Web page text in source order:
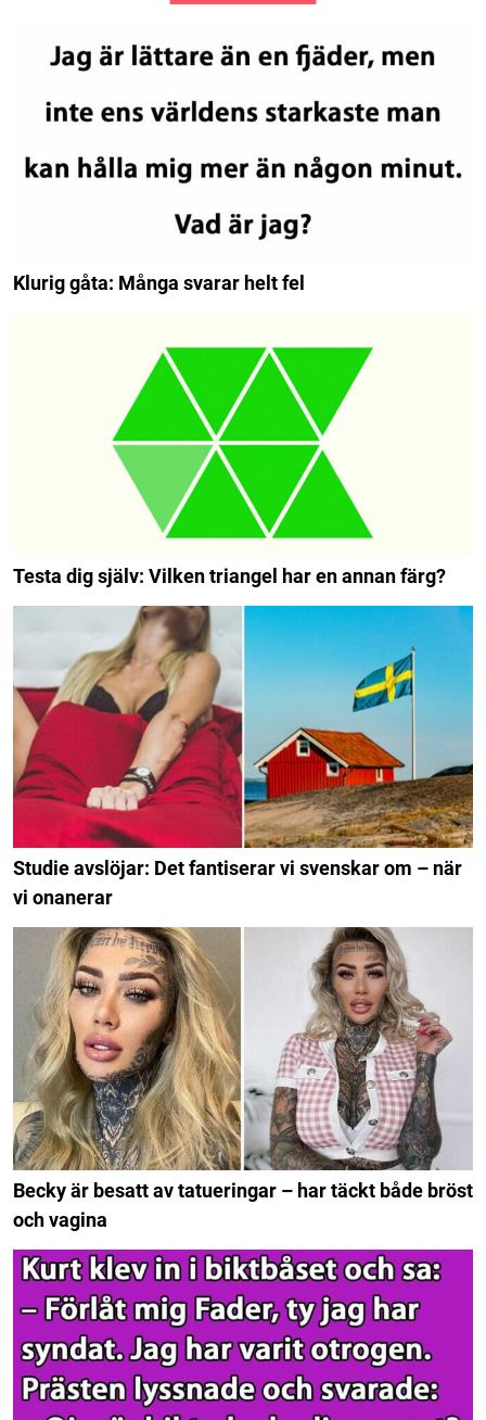
Klurig gåta: Många svarar helt fel
Testa dig själv: Vilken triangel har en annan färg?
Studie avslöjar: Det fantiserar vi svenskar om – när
vi onanerar
Becky är besatt av tatueringar – har täckt både bröst
och vagina